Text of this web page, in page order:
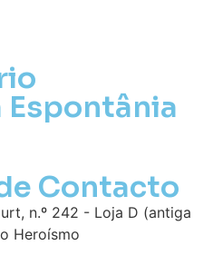
Contacto
n.º 242 - Loja D (antiga
Heroísmo
Flores
Gomes
paga de imediato